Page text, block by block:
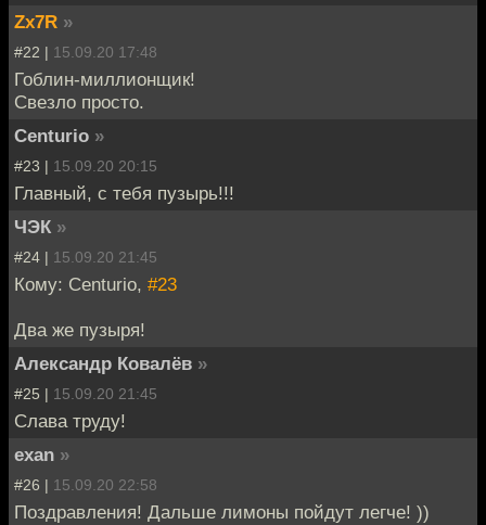
Zx7R »
#22 | 15.09.20 17:48
Гоблин-миллионщик!
Свезло просто.
Centurio »
#23 | 15.09.20 20:15
Главный, с тебя пузырь!!!
ЧЭК »
#24 | 15.09.20 21:45
Кому: Centurio, #23
Два же пузыря!
Александр Ковалёв »
#25 | 15.09.20 21:45
Слава труду!
exan »
#26 | 15.09.20 22:58
Поздравления! Дальше лимоны пойдут легче! ))